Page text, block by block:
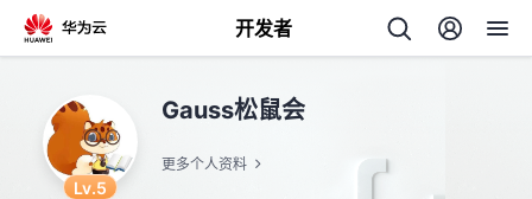
开发者
Lv.5
Gauss松鼠会
更多个人资料